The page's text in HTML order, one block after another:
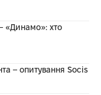
«Динамо»: хто
– опитування Socis